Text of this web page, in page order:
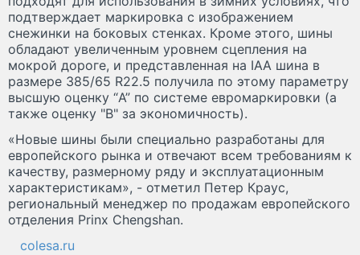
подтверждает маркировка с изображением
снежинки на боковых стенках. Кроме этого, шины
обладают увеличенным уровнем сцепления на
мокрой дороге, и представленная на IAA шина в
размере 385/65 R22.5 получила по этому параметру
высшую оценку “A” по системе евромаркировки (а
также оценку "B" за экономичность).
«Новые шины были специально разработаны для
европейского рынка и отвечают всем требованиям к
качеству, размерному ряду и эксплуатационным
характеристикам», - отметил Петер Краус,
региональный менеджер по продажам европейского
отделения Prinx Chengshan.
colesa.ru